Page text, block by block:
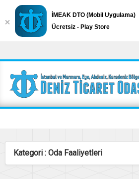
İMEAK DTO (Mobil Uygulama)
Ücretsiz - Play Store